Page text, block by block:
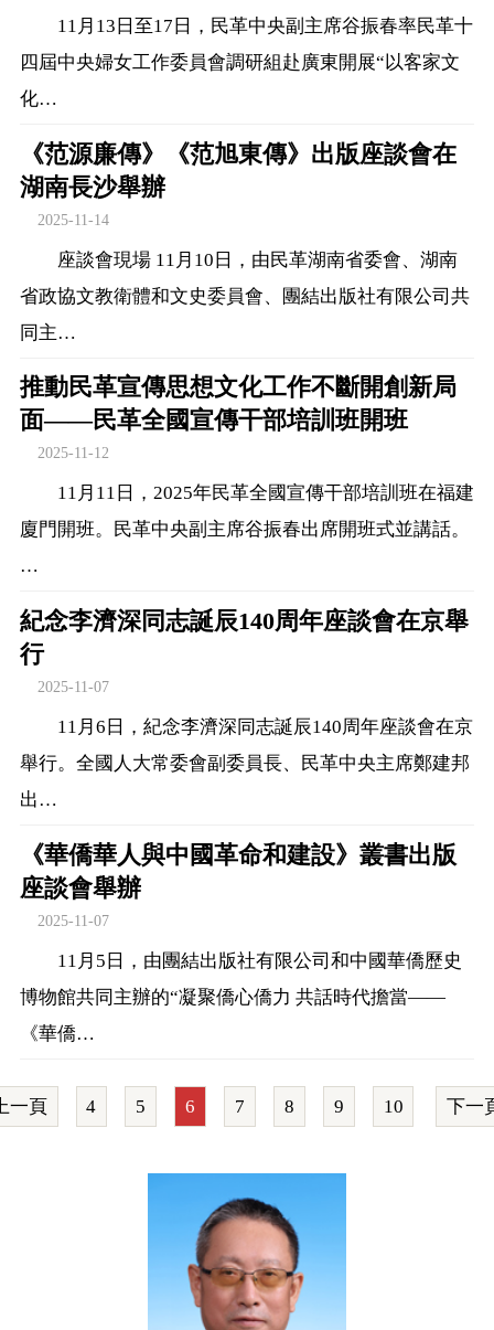
11月13日至17日，民革中央副主席谷振春率民革十
四屆中央婦女工作委員會調研組赴廣東開展“以客家文
化…
《范源廉傳》《范旭東傳》出版座談會在
湖南長沙舉辦
2025-11-14
座談會現場 11月10日，由民革湖南省委會、湖南
省政協文教衛體和文史委員會、團結出版社有限公司共
同主…
推動民革宣傳思想文化工作不斷開創新局
面——民革全國宣傳干部培訓班開班
2025-11-12
11月11日，2025年民革全國宣傳干部培訓班在福建
廈門開班。民革中央副主席谷振春出席開班式並講話。
…
紀念李濟深同志誕辰140周年座談會在京舉
行
2025-11-07
11月6日，紀念李濟深同志誕辰140周年座談會在京
舉行。全國人大常委會副委員長、民革中央主席鄭建邦
出…
《華僑華人與中國革命和建設》叢書出版
座談會舉辦
2025-11-07
11月5日，由團結出版社有限公司和中國華僑歷史
博物館共同主辦的“凝聚僑心僑力 共話時代擔當——
《華僑…
一頁 4 5 6 7 8 9 10 下一